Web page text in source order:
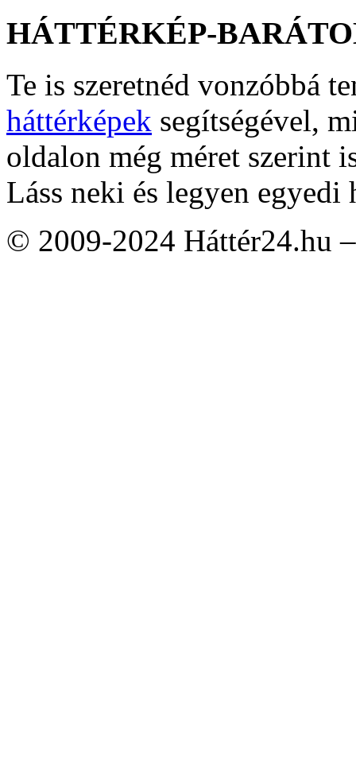
HÁTTÉRKÉP-
Te is szeretnéd vonzóbbá
háttérképek segítségével,
oldalon még méret szerint
Láss neki és legyen egyedi
© 2009-2024 Háttér24.hu